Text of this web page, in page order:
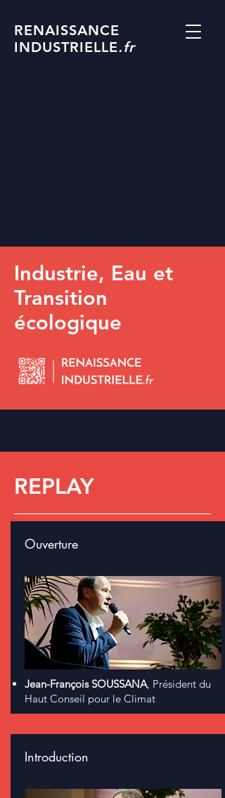
RENAISSANCE
INDUSTRIELLE.fr
Industrie, Eau et
Transition
écologique
REPLAY
Ouverture
Jean-François SOUSSANA, Président du
Haut Conseil pour le Climat
Introduction